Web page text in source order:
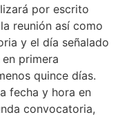
por escrito
reunión así como
y el día señalado
primera
quince días.
fecha y hora en
convocatoria,